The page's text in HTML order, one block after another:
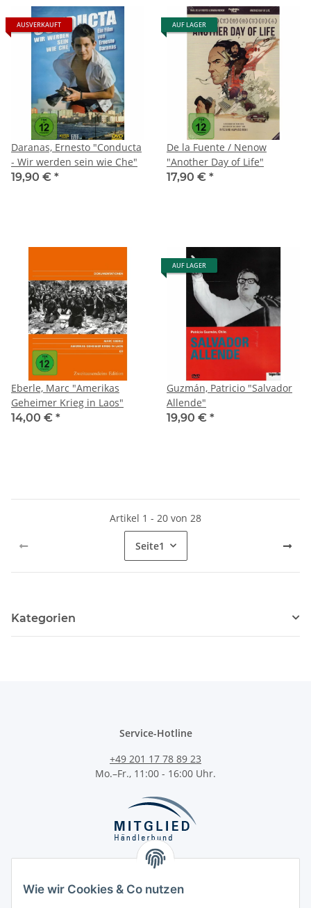
Wie wir Cookies & Co nutzen
AUSVERKAUFT
Daranas, Ernesto "Conducta
- Wir werden sein wie Che"
19,90 € *
AUF LAGER
De la Fuente / Nenow
"Another Day of Life"
17,90 € *
Eberle, Marc "Amerikas
Geheimer Krieg in Laos"
14,00 € *
AUF LAGER
Guzmán, Patricio "Salvador
Allende"
19,90 € *
Artikel 1 - 20 von 28
Seite1
Kategorien
Service-Hotline
+49 201 17 78 89 23
Mo.–Fr., 11:00 - 16:00 Uhr.